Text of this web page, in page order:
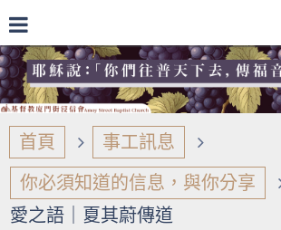
首頁
事工訊息
你必須知道的信息，與你分享
愛之語｜夏其蔚傳道